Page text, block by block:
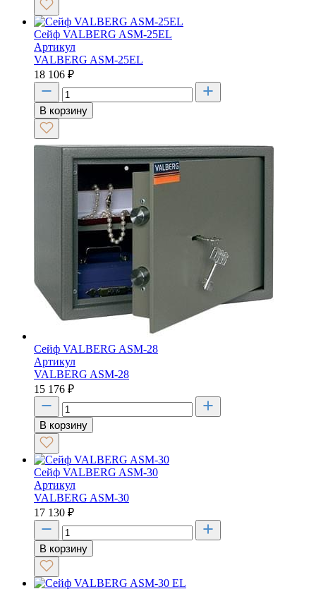
Сейф VALBERG ASM-25EL
Артикул
VALBERG ASM-25EL
18 106 ₽
В корзину
Сейф VALBERG ASM-28
Артикул
VALBERG ASM-28
15 176 ₽
В корзину
Сейф VALBERG ASM-30
Артикул
VALBERG ASM-30
17 130 ₽
В корзину